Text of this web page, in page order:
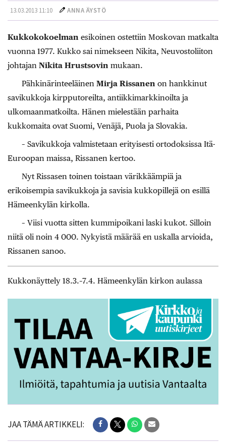
13.03.2013 11:10 ANNA ÄYSTÖ
Kukkokokoelman esikoinen ostettiin Moskovan matkalta
vuonna 1977. Kukko sai nimekseen Nikita, Neuvostoliiton
johtajan Nikita Hrustsovin mukaan.
Pähkinärinteeläinen Mirja Rissanen on hankkinut
savikukkoja kirpputoreilta, antiikkimarkkinoilta ja
ulkomaanmatkoilta. Hänen mielestään parhaita
kukkomaita ovat Suomi, Venäjä, Puola ja Slovakia.
– Savikukkoja valmistetaan erityisesti ortodoksissa Itä-
Euroopan maissa, Rissanen kertoo.
Nyt Rissasen toinen toistaan värikkäämpiä ja
erikoisempia savikukkoja ja savisia kukkopillejä on esillä
Hämeenkylän kirkolla.
– Viisi vuotta sitten kummipoikani laski kukot. Silloin
niitä oli noin 4 000. Nykyistä määrää en uskalla arvioida,
Rissanen sanoo.
Kukkonäyttely 18.3.–7.4. Hämeenkylän kirkon aulassa
JAA TÄMÄ ARTIKKELI: